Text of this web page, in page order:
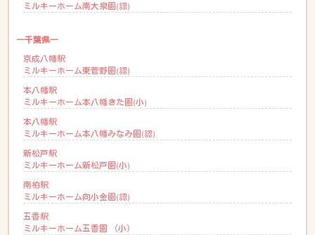
ミルキーホーム南大泉園(認)
―千葉県―
京成八幡駅
ミルキーホーム東菅野園(認)
本八幡駅
ミルキーホーム本八幡きた園(小)
本八幡駅
ミルキーホーム本八幡みなみ園(認)
新松戸駅
ミルキーホーム新松戸園(小)
南柏駅
ミルキーホーム向小金園(認)
五香駅
ミルキーホーム五香園 （小）